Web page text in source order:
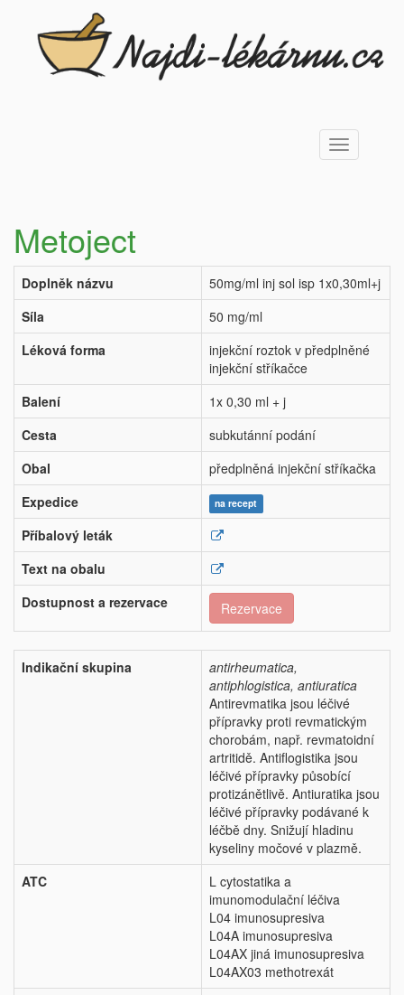
Toggle
navigation
Metoject
Doplněk názvu
50mg/ml inj sol isp 1x0,30ml+j
Síla
50 mg/ml
Léková forma
injekční roztok v předplněné
injekční stříkačce
Balení
1x 0,30 ml + j
Cesta
subkutánní podání
Obal
předplněná injekční stříkačka
Expedice
na recept
Příbalový leták
Text na obalu
Dostupnost a rezervace
Rezervace
Indikační skupina
antirheumatica,
antiphlogistica, antiuratica
Antirevmatika jsou léčivé
přípravky proti revmatickým
chorobám, např. revmatoidní
artritidě. Antiflogistika jsou
léčivé přípravky působící
protizánětlivě. Antiuratika jsou
léčivé přípravky podávané k
léčbě dny. Snižují hladinu
kyseliny močové v plazmě.
ATC
L cytostatika a
imunomodulační léčiva
L04 imunosupresiva
L04A imunosupresiva
L04AX jiná imunosupresiva
L04AX03 methotrexát